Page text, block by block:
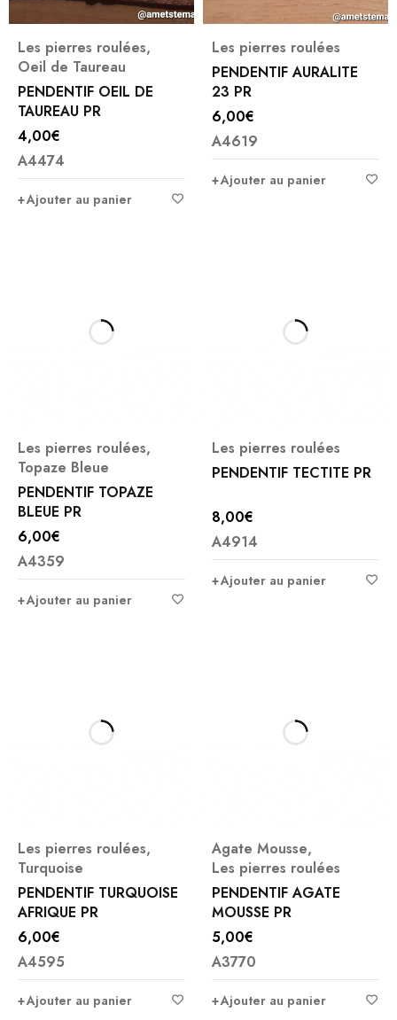
Les pierres roulées,
Oeil de Taureau
PENDENTIF OEIL DE
TAUREAU PR
4,00€
A4474
Ajouter au panier
Les pierres roulées
PENDENTIF AURALITE
23 PR
6,00€
A4619
Ajouter au panier
Les pierres roulées,
Topaze Bleue
PENDENTIF TOPAZE
BLEUE PR
6,00€
A4359
Ajouter au panier
Les pierres roulées
PENDENTIF TECTITE PR
8,00€
A4914
Ajouter au panier
Les pierres roulées,
Turquoise
PENDENTIF TURQUOISE
AFRIQUE PR
6,00€
A4595
Ajouter au panier
Agate Mousse,
Les pierres roulées
PENDENTIF AGATE
MOUSSE PR
5,00€
A3770
Ajouter au panier